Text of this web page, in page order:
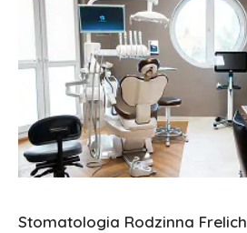
Stomatologia Rodzinna Frelich